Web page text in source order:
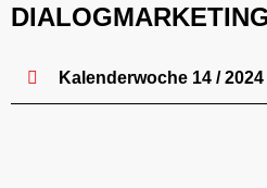
Kalenderwoche 14 / 2024